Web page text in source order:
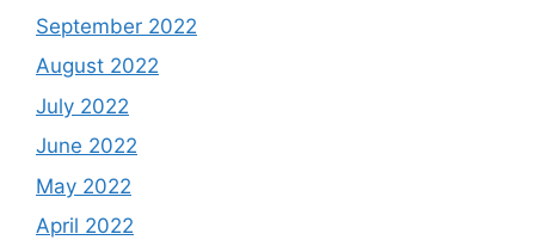
September 2022
August 2022
July 2022
June 2022
May 2022
April 2022